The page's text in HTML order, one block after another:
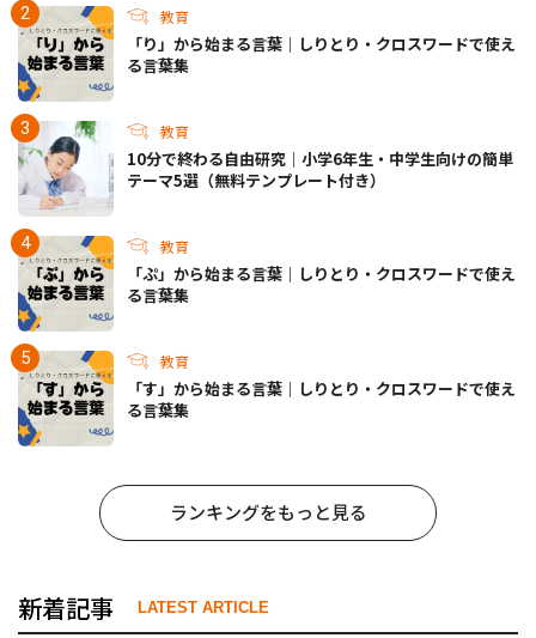
教育
「り」から始まる言葉｜しりとり・クロスワードで使え
る言葉集
教育
10分で終わる自由研究｜小学6年生・中学生向けの簡単
テーマ5選（無料テンプレート付き）
教育
「ぷ」から始まる言葉｜しりとり・クロスワードで使え
る言葉集
教育
「す」から始まる言葉｜しりとり・クロスワードで使え
る言葉集
ランキングをもっと見る
新着記事 LATEST ARTICLE